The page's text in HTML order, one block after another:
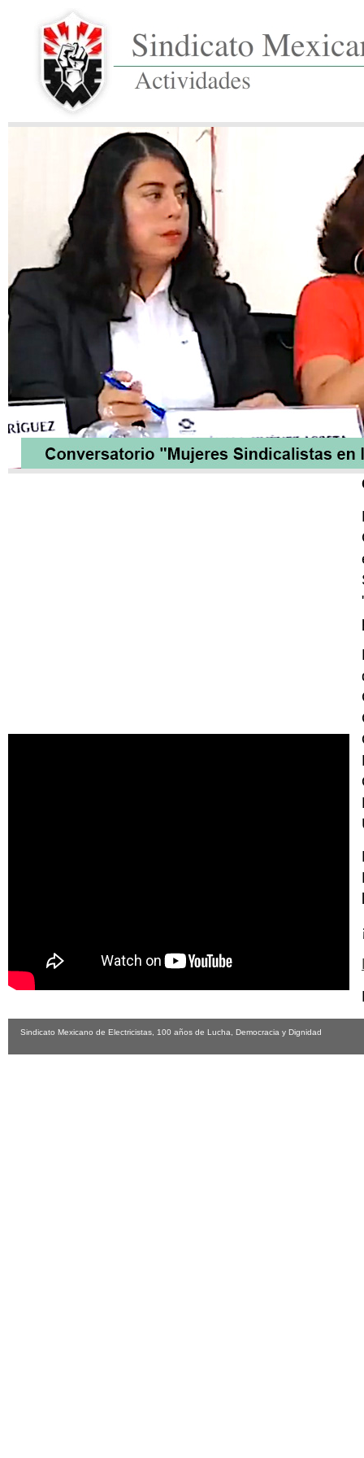
Sindicato Mexicano de Electricistas, 100 años de Lucha, Democracia y Dignidad